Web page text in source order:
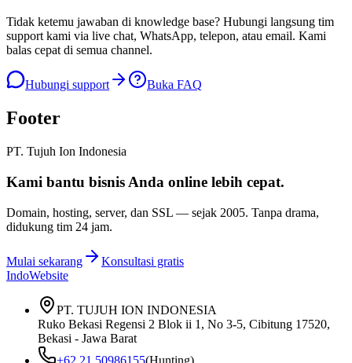
Tidak ketemu jawaban di knowledge base? Hubungi langsung tim
support kami via live chat, WhatsApp, telepon, atau email. Kami
balas cepat di semua channel.
Hubungi support Buka FAQ
Footer
PT. Tujuh Ion Indonesia
Kami bantu bisnis Anda online lebih cepat.
Domain, hosting, server, dan SSL — sejak 2005. Tanpa drama,
didukung tim 24 jam.
Mulai sekarang
Konsultasi gratis
IndoWebsite
PT. TUJUH ION INDONESIA
Ruko Bekasi Regensi 2 Blok ii 1, No 3-5, Cibitung 17520,
Bekasi - Jawa Barat
+62 21 50986155(Hunting)